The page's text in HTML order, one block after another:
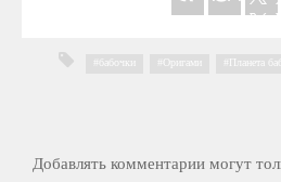
бабочки Оригами Планета
Добавлять комментарии могут